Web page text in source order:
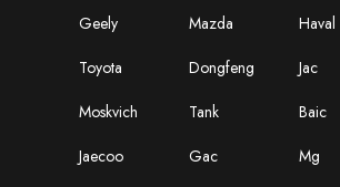
Geely
Mazda Haval
Toyota
Dongfeng Jac
Moskvich
Tank Baic
Jaecoo
Gac Mg